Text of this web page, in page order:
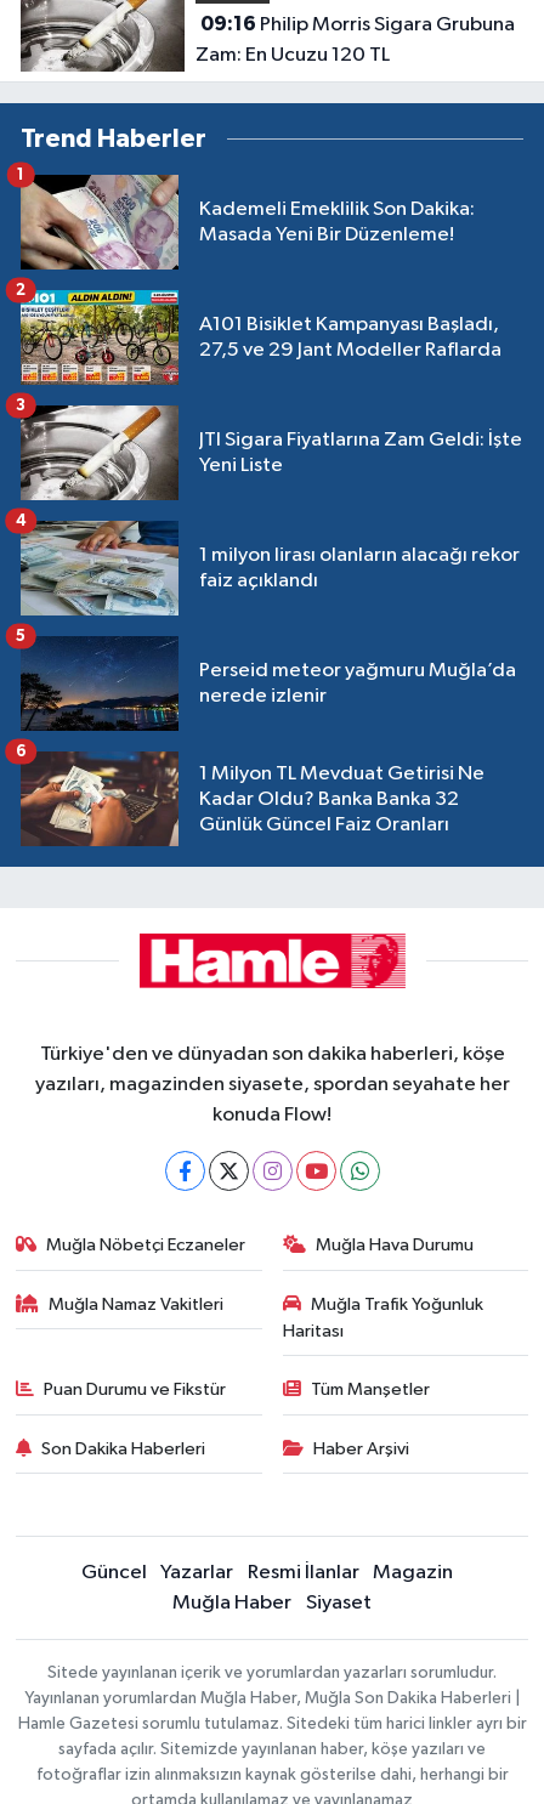
09:16
Zam: En Ucuzu 120 TL
Trend Haberler
Kademeli Emeklilik Son Dakika:
Masada Yeni Bir Düzenleme!
1
A101 Bisiklet Kampanyası Başladı,
27,5 ve 29 Jant Modeller Raflarda
2
JTI Sigara Fiyatlarına Zam Geldi: İşte
Yeni Liste
3
1 milyon lirası olanların alacağı rekor
faiz açıklandı
4
Perseid meteor yağmuru Muğla’da
nerede izlenir
5
1 Milyon TL Mevduat Getirisi Ne
Kadar Oldu? Banka Banka 32
Günlük Güncel Faiz Oranları
6
Türkiye'den ve dünyadan son dakika haberleri, köşe
yazıları, magazinden siyasete, spordan seyahate her
konuda Flow!
Muğla Nöbetçi Eczaneler Muğla Hava Durumu
Muğla Namaz Vakitleri
Muğla Trafik Yoğunluk
Haritası
Puan Durumu ve Fikstür Tüm Manşetler
Son Dakika Haberleri Haber Arşivi
Güncel Yazarlar Resmi İlanlar
Magazin
Muğla Haber
Siyaset
Sitede yayınlanan içerik ve yorumlardan yazarları sorumludur.
Yayınlanan yorumlardan Muğla Haber, Muğla Son Dakika Haberleri |
Hamle Gazetesi sorumlu tutulamaz. Sitedeki tüm harici linkler ayrı bir
sayfada açılır. Sitemizde yayınlanan haber, köşe yazıları ve
fotoğraflar izin alınmaksızın kaynak gösterilse dahi, herhangi bir